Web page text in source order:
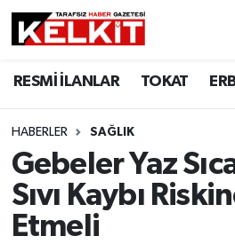
RESMİ İLANLAR TOKAT
HABERLER SAĞLIK
Gebeler Yaz
Sıvı Kaybı
Etmeli